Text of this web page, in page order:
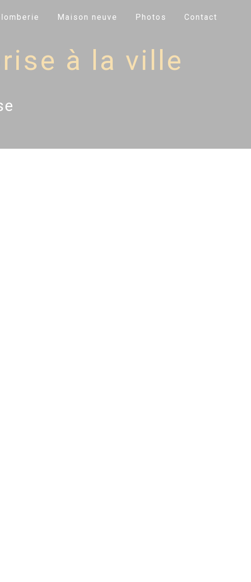
Maison neuve Photos Contact
à la ville